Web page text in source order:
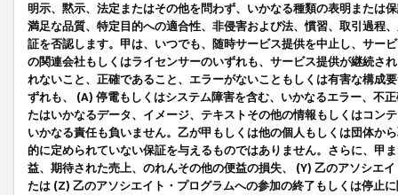
明示、黙示、法定またはその他を問わず、いかなる種類の表明または
満足な品質、特定目的への適合性、非侵害および法、慣習、取引過程
証を否認します。甲は、いつでも、随時サービス提供を中止し、サー
の関連会社もしくはライセンサーのいずれも、サービス提供が継続さ
れないこと、正確であること、エラーがないこともしくは有害な構成
ずれも、 (A) 停電もしくはシステム障害を含む、いかなるエラー、不
たはいかなるデータ、イメージ、テキストその他の情報もしくはコン
いかなる責任も負いません。乙が甲もしくは他の個人もしくは団体か
的に定められていない保証を与えるものではありません。さらに、甲
益、期待された売上、のれんその他の便益の損失、 (Y) 乙のアソシエ
たは (Z) 乙のアソシエイト・プログラムへの参加の終了もしくは停止